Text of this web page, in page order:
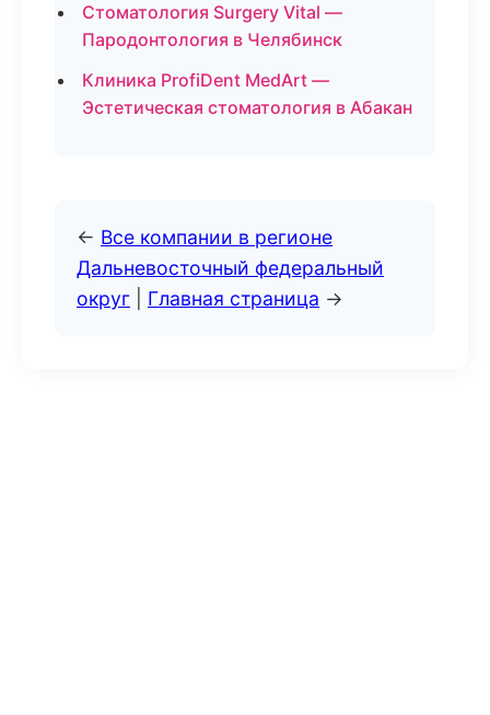
Стоматология Surgery Vital —
Пародонтология в Челябинск
Клиника ProfiDent MedArt —
Эстетическая стоматология в Абакан
← Все компании в регионе
Дальневосточный федеральный
округ
Главная страница →